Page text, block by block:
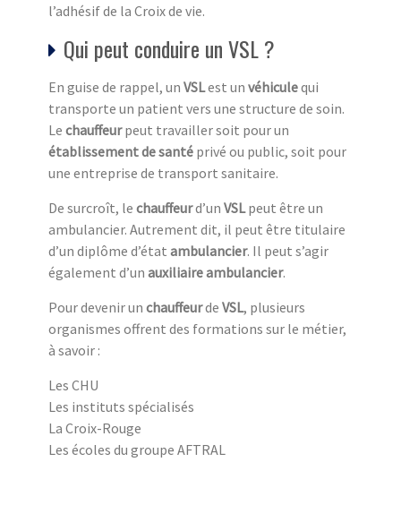
l’adhésif de la Croix de vie.
Qui peut conduire un VSL ?
En guise de rappel, un VSLest un véhiculequi
transporte un patient vers une structure de soin.
Le chauffeurpeut travailler soit pour un
établissement de santé privé ou public, soit pour
une entreprise de transport sanitaire.
De surcroît, le chauffeurd’un VSLpeut être un
ambulancier. Autrement dit, il peut être titulaire
d’un diplôme d’état ambulancier. Il peut s’agir
également d’un auxiliaire ambulancier.
Pour devenir un chauffeurde VSL, plusieurs
organismes offrent des formations sur le métier,
à savoir :
Les CHU
Les instituts spécialisés
La Croix-Rouge
Les écoles du groupe AFTRAL